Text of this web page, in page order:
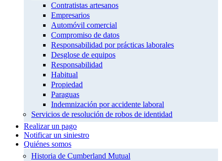
Contratistas artesanos
Empresarios
Automóvil comercial
Compromiso de datos
Responsabilidad por prácticas laborales
Desglose de equipos
Responsabilidad
Habitual
Propiedad
Paraguas
Indemnización por accidente laboral
Servicios de resolución de robos de identidad
Realizar un pago
Notificar un siniestro
Quiénes somos
Historia de Cumberland Mutual